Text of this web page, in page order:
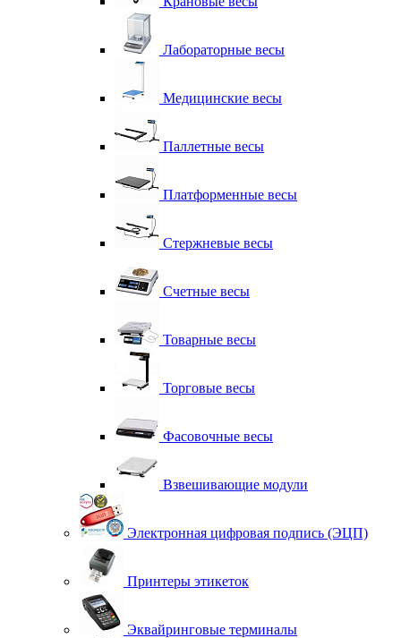
Лабораторные весы
Медицинские весы
Паллетные весы
Платформенные весы
Стержневые весы
Счетные весы
Товарные весы
Торговые весы
Фасовочные весы
Взвешивающие модули
Электронная цифровая подпись (ЭЦП)
Принтеры этикеток
Эквайринговые терминалы